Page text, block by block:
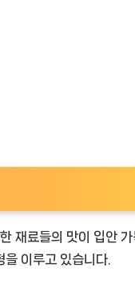
재료들의 맛이 입안
이루고 있습니다.